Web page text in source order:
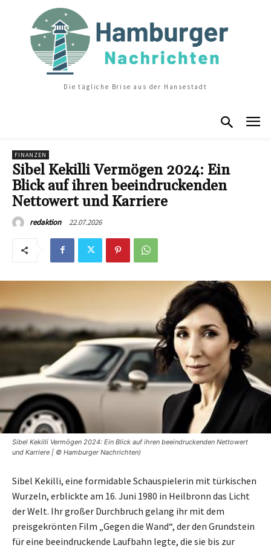
Die tägliche Brise aus der Hansestadt
FINANZEN
Sibel Kekilli Vermögen 2024: Ein
Blick auf ihren beeindruckenden
Nettowert und Karriere
redaktion 22.07.2026
Sibel Kekilli Vermögen 2024: Ein Blick auf ihren beeindruckenden Nettowert
und Karriere | © Hamburger Nachrichten)
Sibel Kekilli, eine formidable Schauspielerin mit türkischen
Wurzeln, erblickte am 16. Juni 1980 in Heilbronn das Licht
der Welt. Ihr großer Durchbruch gelang ihr mit dem
preisgekrönten Film „Gegen die Wand“, der den Grundstein
für eine beeindruckende Laufbahn legte, die sie bis zur